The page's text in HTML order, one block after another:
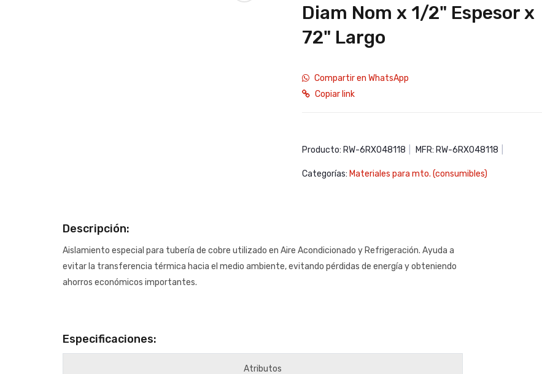
Diam Nom x 1/2" Espesor x
72" Largo
Compartir en WhatsApp
Copiar link
Producto: RW-6RX048118 MFR: RW-6RX048118
Categorías: Materiales para mto. (consumibles)
Descripción:
Aislamiento especial para tubería de cobre utilizado en Aire Acondicionado y Refrigeración. Ayuda a
evitar la transferencia térmica hacia el medio ambiente, evitando pérdidas de energía y obteniendo
ahorros económicos importantes.
Especificaciones:
Atributos